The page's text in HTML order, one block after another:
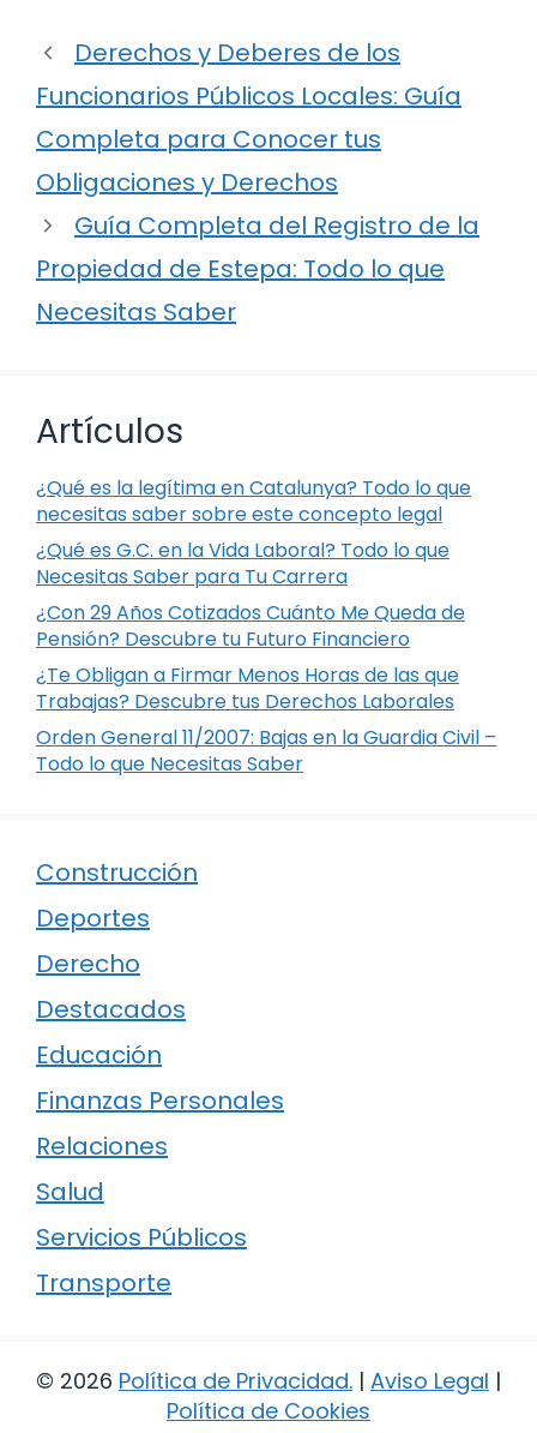
Derechos y Deberes de los
Funcionarios Públicos Locales: Guía
Completa para Conocer tus
Obligaciones y Derechos
Guía Completa del Registro de la
Propiedad de Estepa: Todo lo que
Necesitas Saber
Artículos
¿Qué es la legítima en Catalunya? Todo lo que
necesitas saber sobre este concepto legal
¿Qué es G.C. en la Vida Laboral? Todo lo que
Necesitas Saber para Tu Carrera
¿Con 29 Años Cotizados Cuánto Me Queda de
Pensión? Descubre tu Futuro Financiero
¿Te Obligan a Firmar Menos Horas de las que
Trabajas? Descubre tus Derechos Laborales
Orden General 11/2007: Bajas en la Guardia Civil –
Todo lo que Necesitas Saber
Construcción
Deportes
Derecho
Destacados
Educación
Finanzas Personales
Relaciones
Salud
Servicios Públicos
Transporte
© 2026 Política de Privacidad. | Aviso Legal |
Política de Cookies